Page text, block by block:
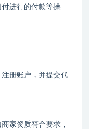
进行的付款等操
册账户，并提交代
家资质符合要求，